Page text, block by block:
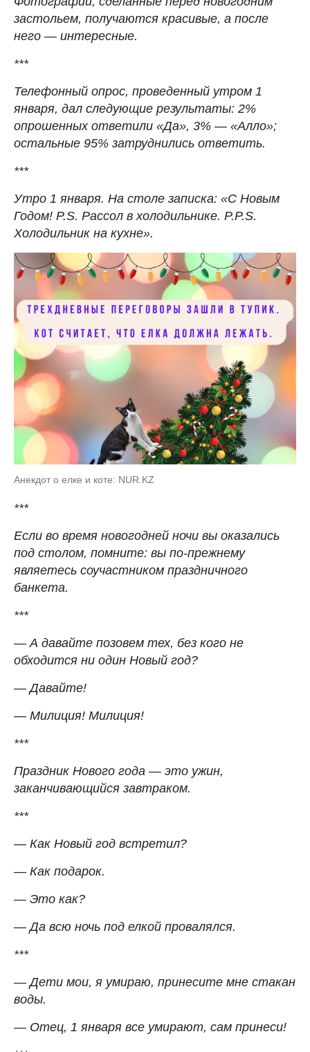
застольем, получаются красивые, а после
него — интересные.
***
Телефонный опрос, проведенный утром 1
января, дал следующие результаты: 2%
опрошенных ответили «Да», 3% — «Алло»;
остальные 95% затруднились ответить.
***
Утро 1 января. На столе записка: «С Новым
Годом! P.S. Рассол в холодильнике. P.P.S.
Холодильник на кухне».
Анекдот о елке и коте: NUR.KZ
***
Если во время новогодней ночи вы оказались
под столом, пом­ните: вы по-прежнему
являетесь соучастником праздничного
банкета.
***
— А давайте позовем тех, без кого не
обходится ни один Hовый год?
— Давайте!
— Милиция! Милиция!
***
Праздник Нового года — это ужин,
заканчивающийся завтраком.
***
— Как Новый год встретил?
— Как подарок.
— Это как?
— Да всю ночь под елкой провалялся.
***
— Дети мои, я умираю, принесите мне стакан
воды.
— Отец, 1 января все умирают, сам принеси!